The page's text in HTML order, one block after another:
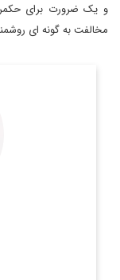
و یک ضرورت برای
مخالفت به گونه ای
دیپلمات،